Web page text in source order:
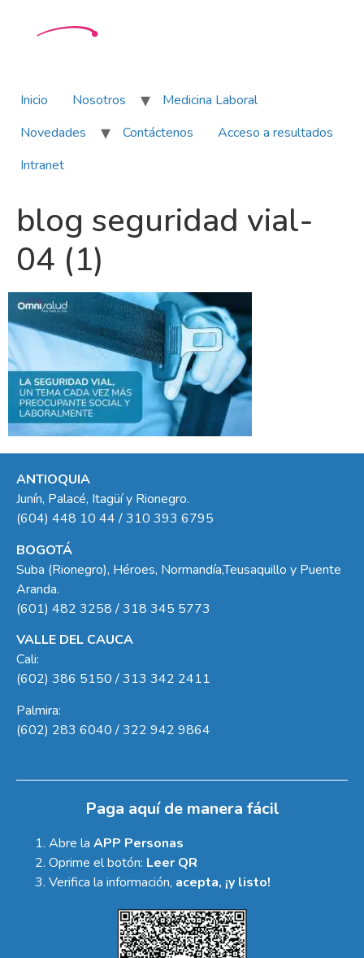
Inicio Nosotros
Medicina Laboral
Novedades
Contáctenos
Acceso a resultados
Intranet
blog seguridad vial-
04 (1)
ANTIOQUIA
Junín, Palacé, Itagüí y Rionegro.
(604) 448 10 44 / 310 393 6795
BOGOTÁ
Suba (Rionegro), Héroes, Normandía,Teusaquillo y Puente
Aranda.
(601) 482 3258 / 318 345 5773
VALLE DEL CAUCA
Cali:
(602) 386 5150 / 313 342 2411
Palmira:
(602) 283 6040 / 322 942 9864
Paga aquí de manera fácil
Abre la APP Personas
Oprime el botón: Leer QR
Verifica la información, acepta, ¡y listo!